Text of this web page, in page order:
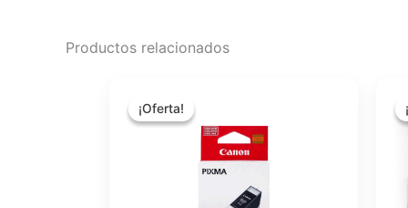
Productos relacionados
¡Oferta!
¡Oferta!
precio
original
es:
$22.65.